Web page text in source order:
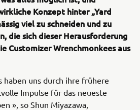
Konzept hinter „Yard
viel zu schneiden und zu
die sich dieser Herausforderung
Customizer Wrenchmonkees aus
haben uns durch ihre frühere
Impulse für das neueste
», so Shun Miyazawa,